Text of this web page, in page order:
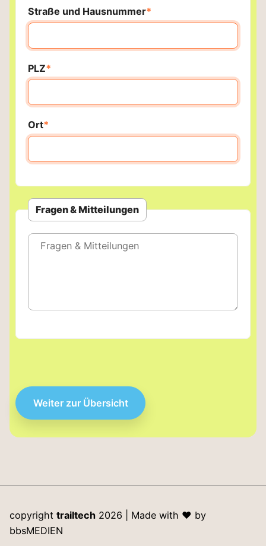
Pflichtfeld
Straße und Hausnummer*
Pflichtfeld
PLZ*
Pflichtfeld
Ort*
Fragen & Mitteilungen
Weiter zur Übersicht
copyrighttrailtech 2026 | Made with ♥ by
bbsMEDIEN